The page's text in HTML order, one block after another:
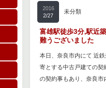
2016
2/27
未分類
富雄駅徒歩3分,駅近
難うございました
本日、奈良市内にて 近
寄とする中古戸建ての契
の契約事もあり、奈良